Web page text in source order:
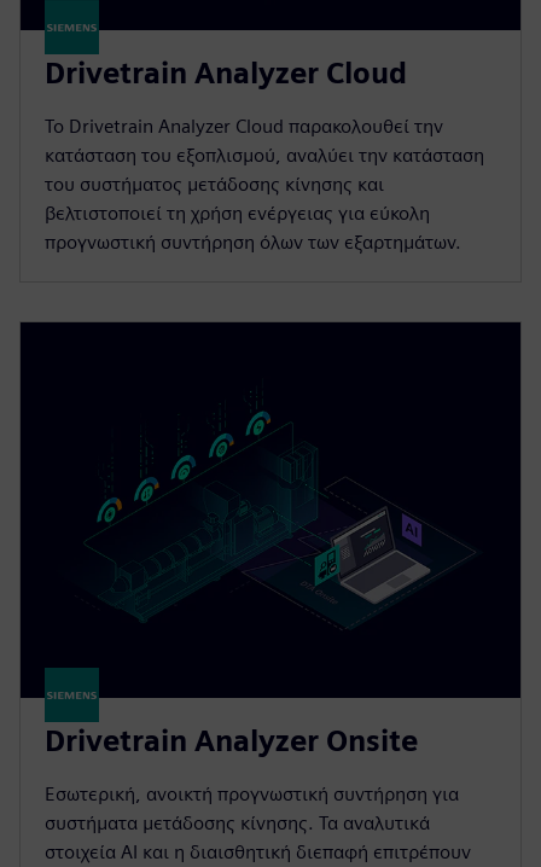
Drivetrain Analyzer Cloud​
Το Drivetrain Analyzer Cloud παρακολουθεί την
κατάσταση του εξοπλισμού, αναλύει την κατάσταση
του συστήματος μετάδοσης κίνησης και
βελτιστοποιεί τη χρήση ενέργειας για εύκολη
προγνωστική συντήρηση όλων των εξαρτημάτων.
Drivetrain Analyzer Onsite
Εσωτερική, ανοικτή προγνωστική συντήρηση για
συστήματα μετάδοσης κίνησης. Τα αναλυτικά
στοιχεία AI και η διαισθητική διεπαφή επιτρέπουν